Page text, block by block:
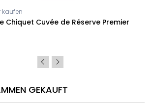
Chiquet Cuvée de Réserve Premier
GEKAUFT